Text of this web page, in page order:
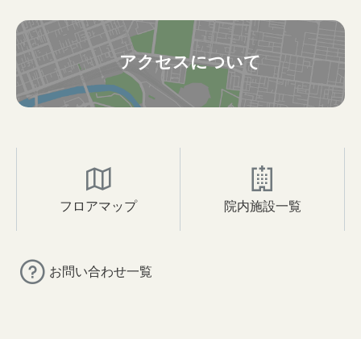
アクセスについて
フロアマップ 院内施設一覧
お問い合わせ一覧